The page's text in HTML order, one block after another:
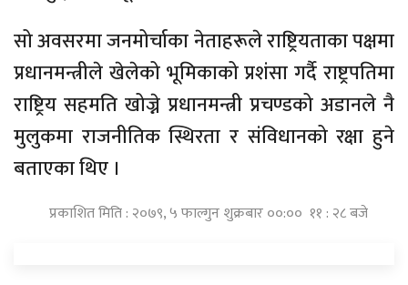
सो अवसरमा जनमोर्चाका नेताहरूले राष्ट्रियताका पक्षमा
प्रधानमन्त्रीले खेलेको भूमिकाको प्रशंसा गर्दै राष्ट्रपतिमा
राष्ट्रिय सहमति खोज्ने प्रधानमन्त्री प्रचण्डको अडानले नै
मुलुकमा राजनीतिक स्थिरता र संविधानको रक्षा हुने
बताएका थिए ।
प्रकाशित मिति : २०७९, ५ फाल्गुन शुक्रबार ००:०० ११ : २८ बजे